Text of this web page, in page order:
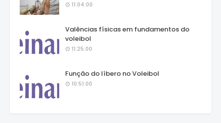
11:04:00
Valências físicas em fundamentos do
voleibol
11:25:00
Função do líbero no Voleibol
10:51:00